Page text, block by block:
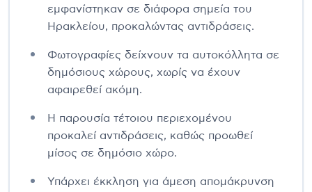
εμφανίστηκαν σε διάφορα σημεία του
Ηρακλείου, προκαλώντας αντιδράσεις.
Φωτογραφίες δείχνουν τα αυτοκόλλητα σε
δημόσιους χώρους, χωρίς να έχουν
αφαιρεθεί ακόμη.
Η παρουσία τέτοιου περιεχομένου
προκαλεί αντιδράσεις, καθώς προωθεί
μίσος σε δημόσιο χώρο.
Υπάρχει έκκληση για άμεση απομάκρυνση